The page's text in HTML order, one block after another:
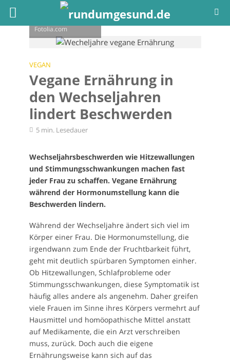
Fotolia.com
VEGAN
Vegane Ernährung in
den Wechseljahren
lindert Beschwerden
5 min. Lesedauer
Wechseljahrsbeschwerden wie Hitzewallungen
und Stimmungsschwankungen machen fast
jeder Frau zu schaffen. Vegane Ernährung
während der Hormonumstellung kann die
Beschwerden lindern.
Während der Wechseljahre ändert sich viel im
Körper einer Frau. Die Hormonumstellung, die
irgendwann zum Ende der Fruchtbarkeit führt,
geht mit deutlich spürbaren Symptomen einher.
Ob Hitzewallungen, Schlafprobleme oder
Stimmungsschwankungen, diese Symptomatik ist
häufig alles andere als angenehm. Daher greifen
viele Frauen im Sinne ihres Körpers vermehrt auf
Hausmittel und homöopathische Mittel anstatt
auf Medikamente, die ein Arzt verschreiben
muss, zurück. Doch auch die eigene
Ernährungsweise kann sich auf das